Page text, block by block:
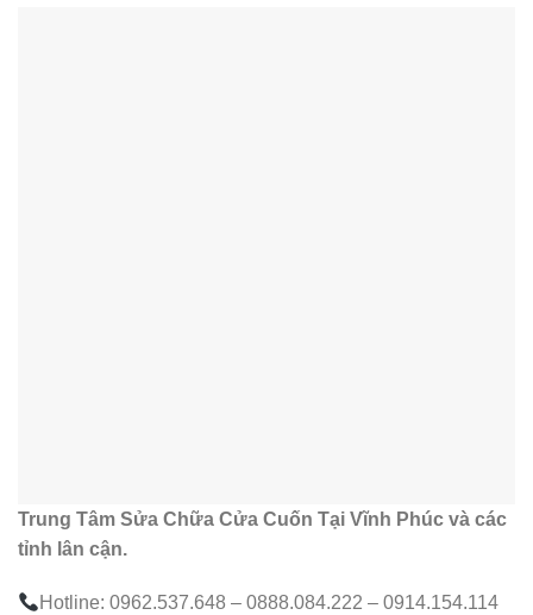
Trung Tâm Sửa Chữa Cửa Cuốn Tại Vĩnh Phúc và các
tỉnh lân cận.
Hotline: 0962.537.648 – 0888.084.222 – 0914.154.114